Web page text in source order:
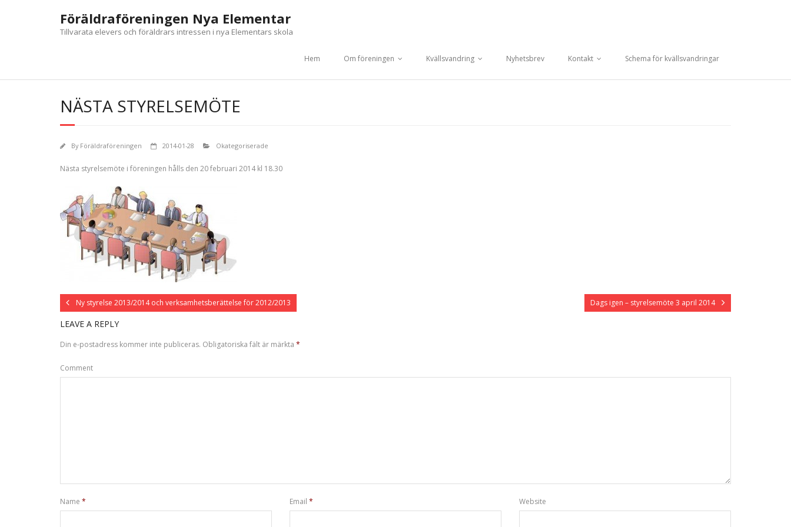
Föräldraföreningen Nya Elementar
Tillvarata elevers och föräldrars intressen i nya Elementars skola
Hem Om föreningen Kvällsvandring Nyhetsbrev Kontakt Schema för kvällsvandringar
NÄSTA STYRELSEMÖTE
By Föräldraföreningen 2014-01-28 Okategoriserade
Nästa styrelsemöte i föreningen hålls den 20 februari 2014 kl 18.30
Ny styrelse 2013/2014 och verksamhetsberättelse för 2012/2013 Dags igen – styrelsemöte 3 april 2014
LEAVE A REPLY
Din e-postadress kommer inte publiceras. Obligatoriska fält är märkta *
Comment
Name * Email * Website